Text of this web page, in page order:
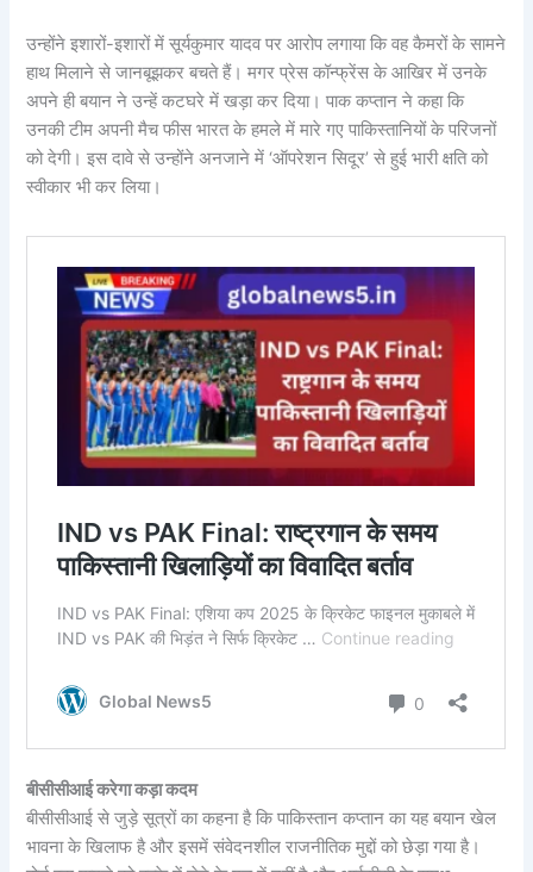
उन्होंने इशारों-इशारों में सूर्यकुमार यादव पर आरोप लगाया कि वह कैमरों के सामने
हाथ मिलाने से जानबूझकर बचते हैं। मगर प्रेस कॉन्फ्रेंस के आखिर में उनके
अपने ही बयान ने उन्हें कटघरे में खड़ा कर दिया। पाक कप्तान ने कहा कि
उनकी टीम अपनी मैच फीस भारत के हमले में मारे गए पाकिस्तानियों के परिजनों
को देगी। इस दावे से उन्होंने अनजाने में ‘ऑपरेशन सिदूर’ से हुई भारी क्षति को
स्वीकार भी कर लिया।
बीसीसीआई करेगा कड़ा कदम
बीसीसीआई से जुड़े सूत्रों का कहना है कि पाकिस्तान कप्तान का यह बयान खेल
भावना के खिलाफ है और इसमें संवेदनशील राजनीतिक मुद्दों को छेड़ा गया है।